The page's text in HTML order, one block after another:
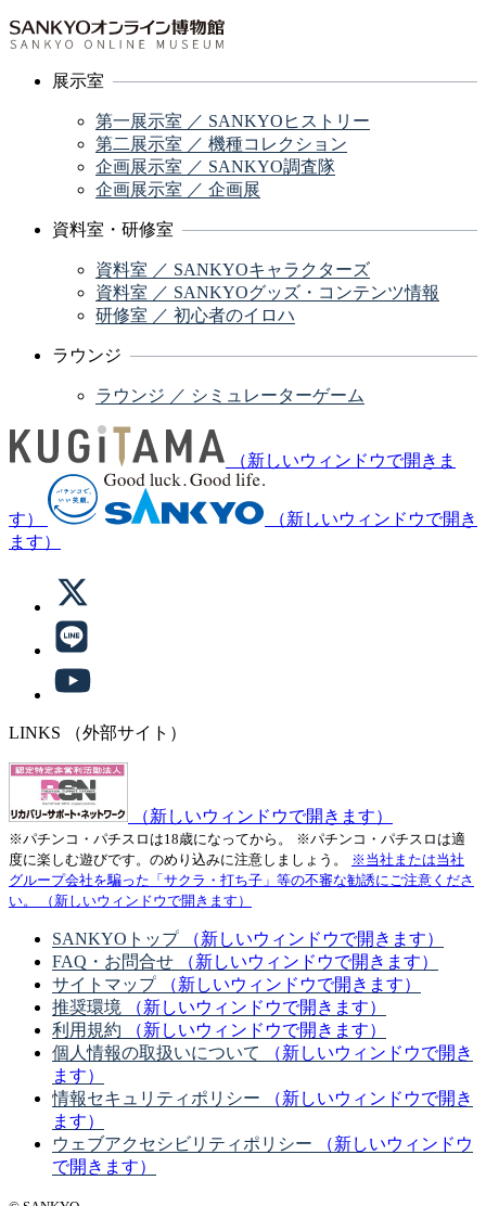
展示室
第一展示室 ／ SANKYOヒストリー
第二展示室 ／ 機種コレクション
企画展示室 ／ SANKYO調査隊
企画展示室 ／ 企画展
資料室・研修室
資料室 ／ SANKYOキャラクターズ
資料室 ／ SANKYOグッズ・コンテンツ情報
研修室 ／ 初心者のイロハ
ラウンジ
ラウンジ ／ シミュレーターゲーム
（新しいウィンドウで開きま
す）
（新しいウィンドウで開き
ます）
LINKS （外部サイト）
（新しいウィンドウで開きます）
※パチンコ・パチスロは18歳になってから。
※パチンコ・パチスロは適
度に楽しむ遊びです。のめり込みに注意しましょう。
※当社または当社
グループ会社を騙った「サクラ・打ち子」等の不審な勧誘にご注意くださ
い。
（新しいウィンドウで開きます）
SANKYOトップ
（新しいウィンドウで開きます）
FAQ・お問合せ
（新しいウィンドウで開きます）
サイトマップ
（新しいウィンドウで開きます）
推奨環境
（新しいウィンドウで開きます）
利用規約
（新しいウィンドウで開きます）
個人情報の取扱いについて
（新しいウィンドウで開き
ます）
情報セキュリティポリシー
（新しいウィンドウで開き
ます）
ウェブアクセシビリティポリシー
（新しいウィンドウ
で開きます）